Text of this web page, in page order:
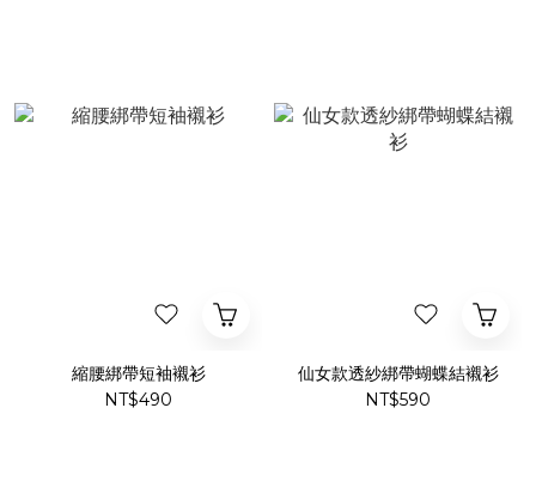
縮腰綁帶短袖襯衫
NT$490
仙女款透紗綁帶蝴蝶結襯衫
NT$590